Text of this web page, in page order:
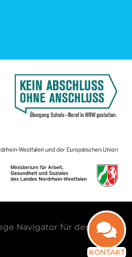
Navigator für den Raum
KONTAKT